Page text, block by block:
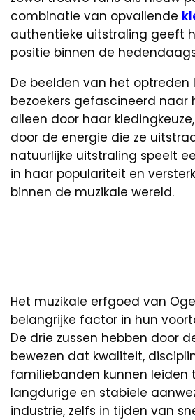
combinatie van opvallende
authentieke uitstraling geeft
positie binnen de
De beelden van het optreden
bezoekers gefascineerd naar
alleen door haar
door de energie die ze
natuurlijke uitstraling speelt
in haar populariteit en
binnen de muzikale wereld.
Het muzikale erfgoed van
belangrijke factor in hun
De drie zussen hebben door
bewezen dat kwaliteit,
familiebanden kunnen leiden
langdurige en stabiele
industrie, zelfs in tijden van